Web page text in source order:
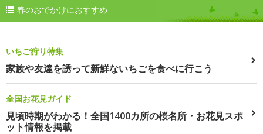
春のおでかけにおすすめ
いちご狩り特集
家族や友達を誘って新鮮ないちごを食べに行こう
全国お花見ガイド
見頃時期がわかる！全国1400カ所の桜名所・お花見スポ
ット情報を掲載